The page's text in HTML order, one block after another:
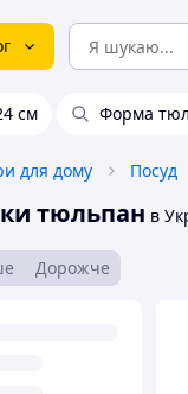
см Форма
для дому Посуд
тюльпан в
Дорожче